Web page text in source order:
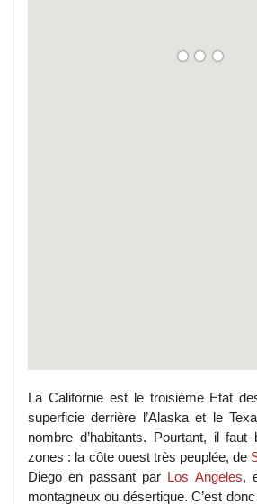
La Californie est le troisième Etat
superficie derrière l’Alaska et le
nombre d’habitants. Pourtant, il faut
zones : la côte ouest très peuplée, de
Diego en passant par Los Angeles,
montagneux ou désertique. C’est